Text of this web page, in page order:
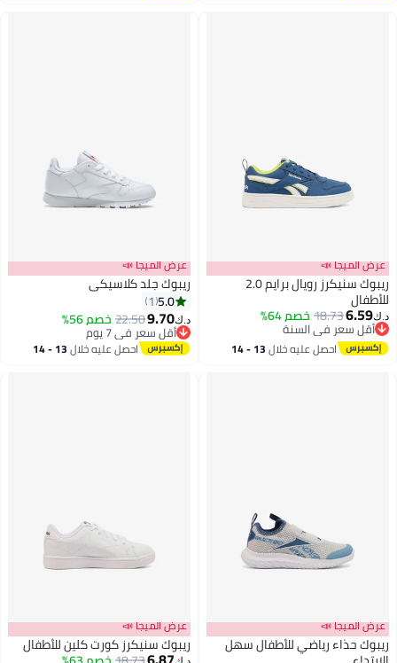
عرض الميجا 📣
ريبوك سنيكرز رويال برايم 2.0
للأطفال
د.ك‏6.59
18.73خصم 64%
أقل سعر في السنة
أقل سعر في السنة
احصل عليه خلال 13 - 14
عرض الميجا 📣
ريبوك جلد كلاسيكي
5.0
1
د.ك‏9.70
22.50خصم 56%
أقل سعر في 7 يوم
أقل سعر في 7 يوماحصل عليه خلال 13 - 14
عرض الميجا 📣
ريبوك حذاء رياضي للأطفال سهل
عرض الميجا 📣
ريبوك سنيكرز كورت كلين للأطفال